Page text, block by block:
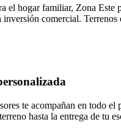
el hogar familiar, Zona Este
inversión comercial. Terrenos
te acompañan en todo el
hasta la entrega de tu